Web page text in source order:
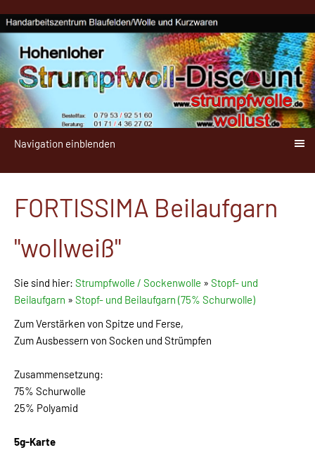
Navigation einblenden
FORTISSIMA Beilaufgarn
"wollweiß"
Sie sind hier: Strumpfwolle / Sockenwolle » Stopf- und
Beilaufgarn » Stopf- und Beilaufgarn (75% Schurwolle)
Zum Verstärken von Spitze und Ferse,
Zum Ausbessern von Socken und Strümpfen
Zusammensetzung:
75% Schurwolle
25% Polyamid
5g-Karte